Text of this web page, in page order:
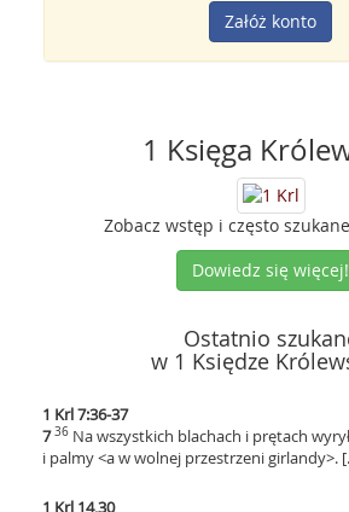
Załóż konto
1 Księga
Zobacz wstęp i często
Dowiedz się więcej!
Ostatnio
w 1 Księdze
1 Krl 7:36-37
736 Na wszystkich blachach i prętach
i palmy <a w wolnej przestrzeni girlandy>.
1 Krl 14,30